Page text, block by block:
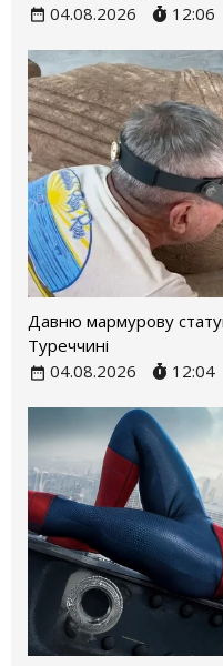
04.08.2026
12:06
Давню мармурову
Туреччині
04.08.2026
12:04